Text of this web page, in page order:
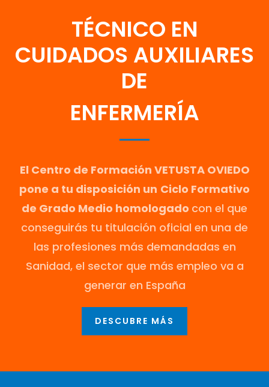
TÉCNICO EN
CUIDADOS AUXILIARES
DE
ENFERMERÍA
El Centro de Formación VETUSTA OVIEDO
pone a tu disposición un Ciclo Formativo
de Grado Medio homologado con el que
conseguirás tu titulación oficial en una de
las profesiones más demandadas en
Sanidad, el sector que más empleo va a
generar en España
DESCUBRE MÁS